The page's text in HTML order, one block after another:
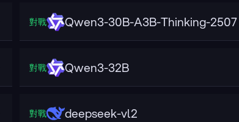
對戰 Qwen3-30B-A3B-Thinking-2507
對戰 Qwen3-32B
對戰 deepseek-vl2